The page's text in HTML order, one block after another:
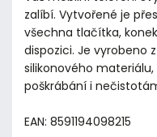
zalíbí. Vytvořené je
všechna tlačítka,
dispozici. Je vyrobeno
silikonového
poškrábání i
EAN: 8591194098215